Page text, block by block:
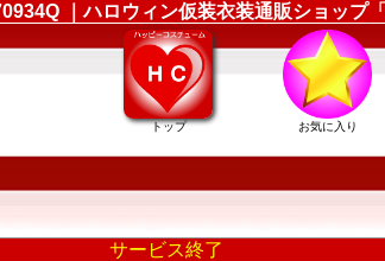
｜ハロウィン仮装衣装通販ショップ
トップ お気に入り
サービス終了